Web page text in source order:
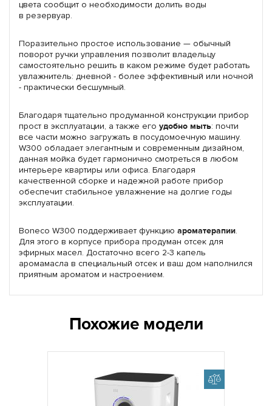
цвета сообщит о необходимости долить воды
в резервуар.
Поразительно простое использование — обычный
поворот ручки управления позволит владельцу
самостоятельно решить в каком режиме будет работать
увлажнитель: дневной - более эффективный или ночной
- практически бесшумный.
Благодаря тщательно продуманной конструкции прибор
прост в эксплуатации, а также его удобно мыть: почти
все части можно загружать в посудомоечную машину.
W300 обладает элегантным и современным дизайном,
данная мойка будет гармонично смотреться в любом
интерьере квартиры или офиса. Благодаря
качественной сборке и надежной работе прибор
обеспечит стабильное увлажнение на долгие годы
эксплуатации.
Boneco W300 поддерживает функцию ароматерапии.
Для этого в корпусе прибора продуман отсек для
эфирных масел. Достаточно всего 2-3 капель
аромамасла в специальный отсек и ваш дом наполнился
приятным ароматом и настроением.
Похожие модели